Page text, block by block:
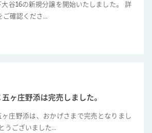
大谷16の新規分譲を開始いたしました。 詳
ご確認くださ...
五ヶ庄野添は完売しました。
ヶ庄野添は、おかげさまで完売となりまし
うございました...